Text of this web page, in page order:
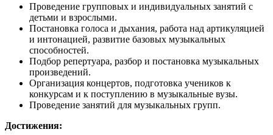
Проведение групповых и индивидуальных занятий с
детьми и взрослыми.
Постановка голоса и дыхания, работа над артикуляцией
и интонацией, развитие базовых музыкальных
способностей.
Подбор репертуара, разбор и постановка музыкальных
произведений.
Организация концертов, подготовка учеников к
конкурсам и к поступлению в музыкальные вузы.
Проведение занятий для музыкальных групп.
Достижения: